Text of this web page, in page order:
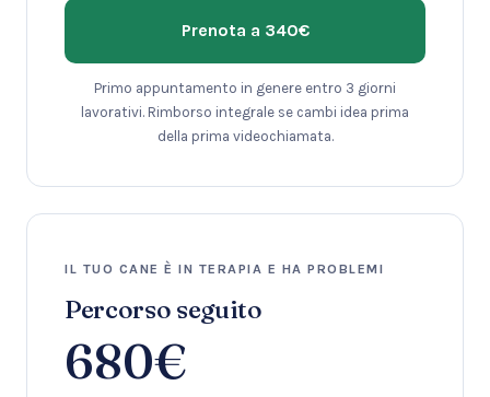
Prenota a 340€
Primo appuntamento in genere entro 3 giorni
lavorativi. Rimborso integrale se cambi idea prima
della prima videochiamata.
IL TUO CANE È IN TERAPIA E HA PROBLEMI
Percorso seguito
680€